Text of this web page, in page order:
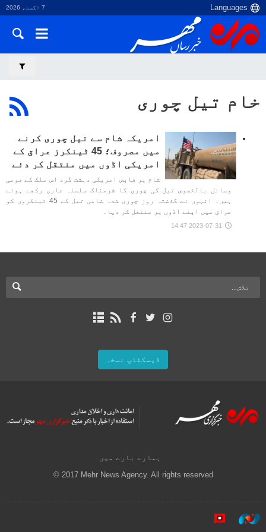
7 اگست، 2026
خام تیل چوری
امریکہ شام سے تیل چوری کرنے
میں مصروف؛ 45 ٹینکرز عراق کے
امریکی اڈوں میں منتقل کر دئے
شام پر قابض امریکی دہشت گرد اس ملک کے قومی
وسائل بالخصوص تیل کی چوری کا شرمناک سلسلہ جاری رکھے ہوئے
ہیں۔ انہوں نے گذشتہ روز چوری شدہ شامی تیل کے 45 ٹینکروں کو
عراق میں اپنے اڈوں پر منتقل کر دیا۔
2023-07-31 14:47
ڈیسکٹاپ نسخہ
ہمارے بارے میں
© 2017 Mehr News Agency. All rights reserved